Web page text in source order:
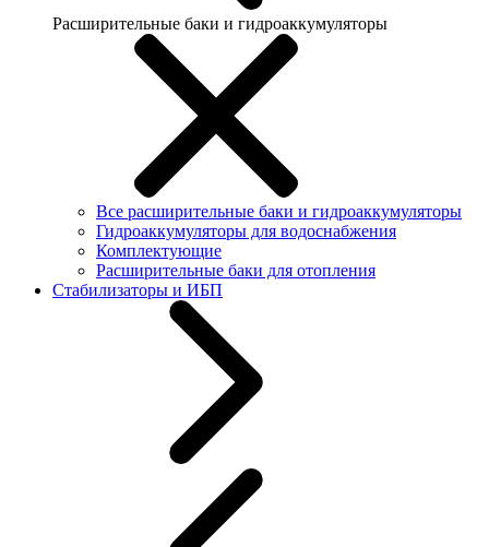
Расширительные баки и гидроаккумуляторы
Все расширительные баки и гидроаккумуляторы
Гидроаккумуляторы для водоснабжения
Комплектующие
Расширительные баки для отопления
Стабилизаторы и ИБП